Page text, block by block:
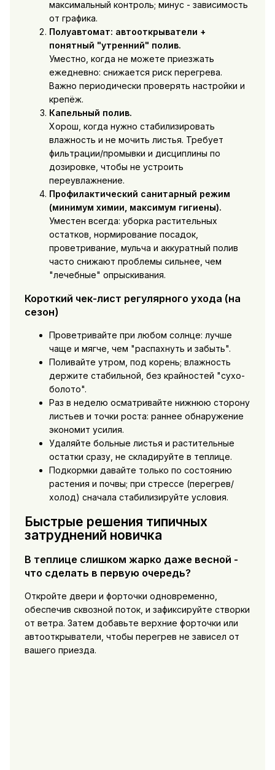
максимальный контроль; минус - зависимость
от графика.
Полуавтомат: автооткрыватели +
понятный "утренний" полив.
Уместно, когда не можете приезжать
ежедневно: снижается риск перегрева.
Важно периодически проверять настройки и
крепёж.
Капельный полив.
Хорош, когда нужно стабилизировать
влажность и не мочить листья. Требует
фильтрации/промывки и дисциплины по
дозировке, чтобы не устроить
переувлажнение.
Профилактический санитарный режим
(минимум химии, максимум гигиены).
Уместен всегда: уборка растительных
остатков, нормирование посадок,
проветривание, мульча и аккуратный полив
часто снижают проблемы сильнее, чем
"лечебные" опрыскивания.
Короткий чек-лист регулярного ухода (на
сезон)
Проветривайте при любом солнце: лучше
чаще и мягче, чем "распахнуть и забыть".
Поливайте утром, под корень; влажность
держите стабильной, без крайностей "сухо-
болото".
Раз в неделю осматривайте нижнюю сторону
листьев и точки роста: раннее обнаружение
экономит усилия.
Удаляйте больные листья и растительные
остатки сразу, не складируйте в теплице.
Подкормки давайте только по состоянию
растения и почвы; при стрессе (перегрев/
холод) сначала стабилизируйте условия.
Быстрые решения типичных
затруднений новичка
В теплице слишком жарко даже весной -
что сделать в первую очередь?
Откройте двери и форточки одновременно,
обеспечив сквозной поток, и зафиксируйте створки
от ветра. Затем добавьте верхние форточки или
автооткрыватели, чтобы перегрев не зависел от
вашего приезда.